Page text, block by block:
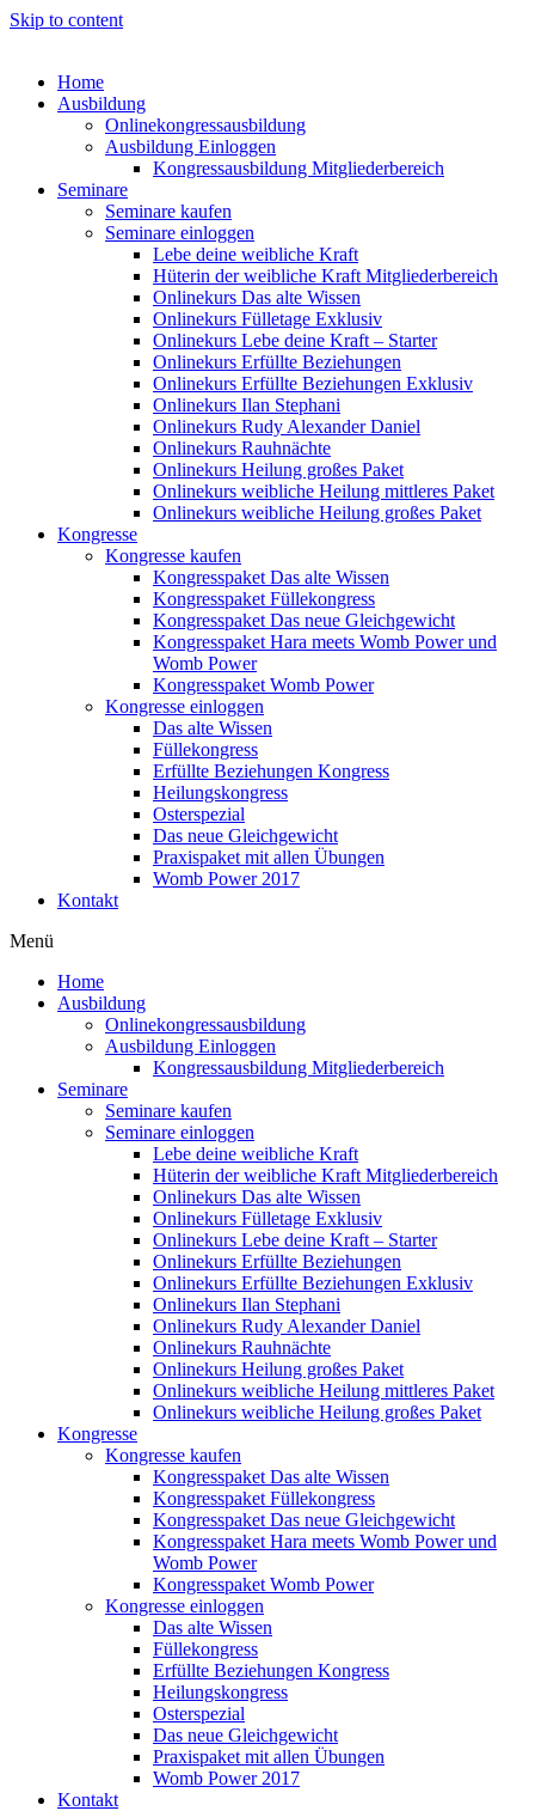
Skip to content
Home
Ausbildung
Onlinekongressausbildung
Ausbildung Einloggen
Kongressausbildung Mitgliederbereich
Seminare
Seminare kaufen
Seminare einloggen
Lebe deine weibliche Kraft
Hüterin der weibliche Kraft Mitgliederbereich
Onlinekurs Das alte Wissen
Onlinekurs Fülletage Exklusiv
Onlinekurs Lebe deine Kraft – Starter
Onlinekurs Erfüllte Beziehungen
Onlinekurs Erfüllte Beziehungen Exklusiv
Onlinekurs Ilan Stephani
Onlinekurs Rudy Alexander Daniel
Onlinekurs Rauhnächte
Onlinekurs Heilung großes Paket
Onlinekurs weibliche Heilung mittleres Paket
Onlinekurs weibliche Heilung großes Paket
Kongresse
Kongresse kaufen
Kongresspaket Das alte Wissen
Kongresspaket Füllekongress
Kongresspaket Das neue Gleichgewicht
Kongresspaket Hara meets Womb Power und
Womb Power
Kongresspaket Womb Power
Kongresse einloggen
Das alte Wissen
Füllekongress
Erfüllte Beziehungen Kongress
Heilungskongress
Osterspezial
Das neue Gleichgewicht
Praxispaket mit allen Übungen
Womb Power 2017
Kontakt
Menü
Home
Ausbildung
Onlinekongressausbildung
Ausbildung Einloggen
Kongressausbildung Mitgliederbereich
Seminare
Seminare kaufen
Seminare einloggen
Lebe deine weibliche Kraft
Hüterin der weibliche Kraft Mitgliederbereich
Onlinekurs Das alte Wissen
Onlinekurs Fülletage Exklusiv
Onlinekurs Lebe deine Kraft – Starter
Onlinekurs Erfüllte Beziehungen
Onlinekurs Erfüllte Beziehungen Exklusiv
Onlinekurs Ilan Stephani
Onlinekurs Rudy Alexander Daniel
Onlinekurs Rauhnächte
Onlinekurs Heilung großes Paket
Onlinekurs weibliche Heilung mittleres Paket
Onlinekurs weibliche Heilung großes Paket
Kongresse
Kongresse kaufen
Kongresspaket Das alte Wissen
Kongresspaket Füllekongress
Kongresspaket Das neue Gleichgewicht
Kongresspaket Hara meets Womb Power und
Womb Power
Kongresspaket Womb Power
Kongresse einloggen
Das alte Wissen
Füllekongress
Erfüllte Beziehungen Kongress
Heilungskongress
Osterspezial
Das neue Gleichgewicht
Praxispaket mit allen Übungen
Womb Power 2017
Kontakt